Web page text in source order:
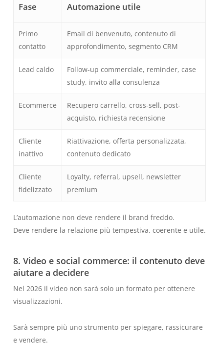
Fase Automazione utile
Primo
contatto
Email di benvenuto, contenuto di
approfondimento, segmento CRM
Lead caldo
Follow-up commerciale, reminder, case
study, invito alla consulenza
Ecommerce
Recupero carrello, cross-sell, post-
acquisto, richiesta recensione
Cliente
inattivo
Riattivazione, offerta personalizzata,
contenuto dedicato
Cliente
fidelizzato
Loyalty, referral, upsell, newsletter
premium
L’automazione non deve rendere il brand freddo.
Deve rendere la relazione più tempestiva, coerente e utile.
8. Video e social commerce: il contenuto deve
aiutare a decidere
Nel 2026 il video non sarà solo un formato per ottenere
visualizzazioni.
Sarà sempre più uno strumento per spiegare, rassicurare
e vendere.